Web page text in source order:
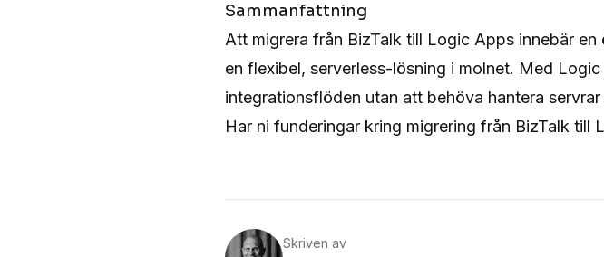
Sammanfattning
Att migrera från BizTalk till Logic Apps innebär
en flexibel, serverless-lösning i molnet. Med
integrationsflöden utan att behöva hantera
Har ni funderingar kring migrering från BizTalk till
Skriven av